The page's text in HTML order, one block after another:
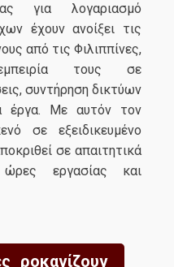
για λογαριασμό
έχουν ανοίξει τις
από τις Φιλιππίνες,
τους σε
συντήρηση δικτύων
έργα. Με αυτόν τον
σε εξειδικευμένο
σε απαιτητικά
εργασίας και
ροκανίζουν